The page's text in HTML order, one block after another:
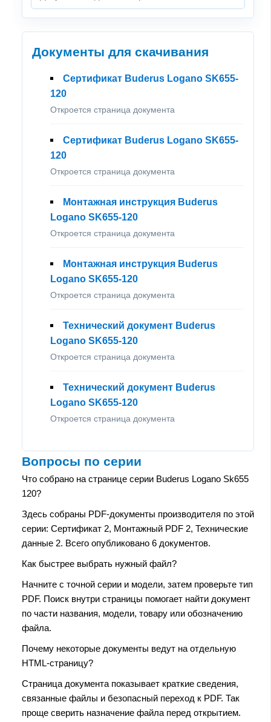
Документы для скачивания
Сертификат Buderus Logano SK655-
120
Откроется страница документа
Сертификат Buderus Logano SK655-
120
Откроется страница документа
Монтажная инструкция Buderus
Logano SK655-120
Откроется страница документа
Монтажная инструкция Buderus
Logano SK655-120
Откроется страница документа
Технический документ Buderus
Logano SK655-120
Откроется страница документа
Технический документ Buderus
Logano SK655-120
Откроется страница документа
Вопросы по серии
Что собрано на странице серии Buderus Logano Sk655
120?
Здесь собраны PDF-документы производителя по этой
серии: Сертификат 2, Монтажный PDF 2, Технические
данные 2. Всего опубликовано 6 документов.
Как быстрее выбрать нужный файл?
Начните с точной серии и модели, затем проверьте тип
PDF. Поиск внутри страницы помогает найти документ
по части названия, модели, товару или обозначению
файла.
Почему некоторые документы ведут на отдельную
HTML-страницу?
Страница документа показывает краткие сведения,
связанные файлы и безопасный переход к PDF. Так
проще сверить назначение файла перед открытием.